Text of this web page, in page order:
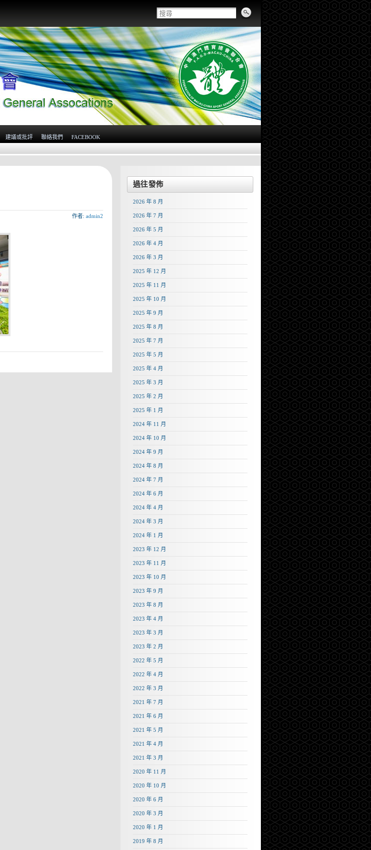
建議或批評 聯絡我們 FACEBOOK
作者: admin2
過往發佈
2026 年 8 月
2026 年 7 月
2026 年 5 月
2026 年 4 月
2026 年 3 月
2025 年 12 月
2025 年 11 月
2025 年 10 月
2025 年 9 月
2025 年 8 月
2025 年 7 月
2025 年 5 月
2025 年 4 月
2025 年 3 月
2025 年 2 月
2025 年 1 月
2024 年 11 月
2024 年 10 月
2024 年 9 月
2024 年 8 月
2024 年 7 月
2024 年 6 月
2024 年 4 月
2024 年 3 月
2024 年 1 月
2023 年 12 月
2023 年 11 月
2023 年 10 月
2023 年 9 月
2023 年 8 月
2023 年 4 月
2023 年 3 月
2023 年 2 月
2022 年 5 月
2022 年 4 月
2022 年 3 月
2021 年 7 月
2021 年 6 月
2021 年 5 月
2021 年 4 月
2021 年 3 月
2020 年 11 月
2020 年 10 月
2020 年 6 月
2020 年 3 月
2020 年 1 月
2019 年 8 月